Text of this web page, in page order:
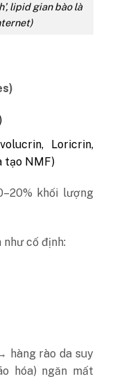
lipid gian bào là
Loricrin,
tạo NMF)
khối lượng
như cố định:
hàng rào da suy
hóa) ngăn mất